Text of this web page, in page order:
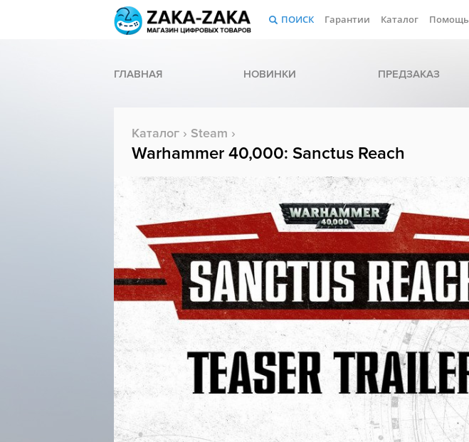
ПОИСК Гарантии Каталог Помощь
ГЛАВНАЯ НОВИНКИ ПРЕДЗАКАЗ
Каталог › Steam ›
Warhammer 40,000: Sanctus Reach